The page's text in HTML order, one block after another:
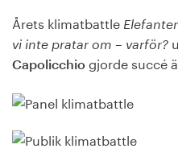
Årets klimatbattle
vi inte pratar om – varför?
Capolicchio gjorde succé